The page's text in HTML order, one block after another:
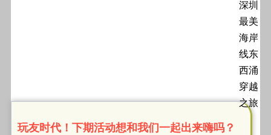
玩友时代！下期活动想和我们一起出来嗨吗？